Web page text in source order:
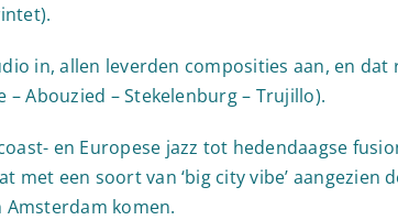
in, allen leverden composities aan, en dat
– Abouzied – Stekelenburg – Trujillo).
en Europese jazz tot hedendaagse
met een soort van ‘big city vibe’ aangezien
komen.